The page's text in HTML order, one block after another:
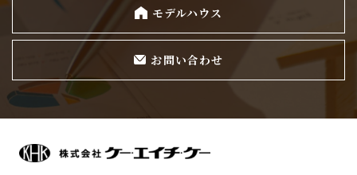
モデルハウス
お問い合わせ